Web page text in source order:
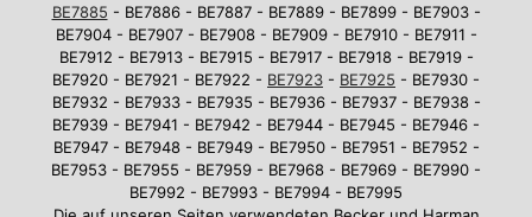
BE7885 - BE7886 - BE7887 - BE7889 - BE7899 - BE7903 -
BE7904 - BE7907 - BE7908 - BE7909 - BE7910 - BE7911 -
BE7912 - BE7913 - BE7915 - BE7917 - BE7918 - BE7919 -
BE7920 - BE7921 - BE7922 - BE7923 - BE7925 - BE7930 -
BE7932 - BE7933 - BE7935 - BE7936 - BE7937 - BE7938 -
BE7939 - BE7941 - BE7942 - BE7944 - BE7945 - BE7946 -
BE7947 - BE7948 - BE7949 - BE7950 - BE7951 - BE7952 -
BE7953 - BE7955 - BE7959 - BE7968 - BE7969 - BE7990 -
BE7992 - BE7993 - BE7994 - BE7995